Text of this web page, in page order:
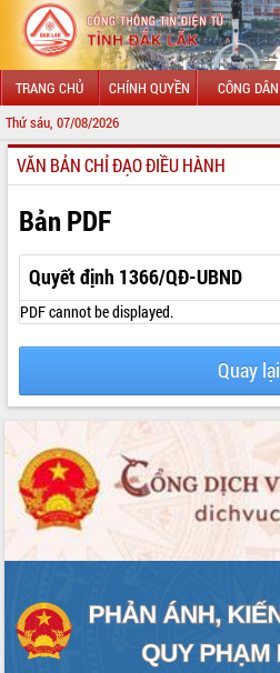
TRANG CHỦ CHÍNH QUYỀN CÔNG DÂN
Thứ sáu, 07/08/2026
GIỚI THIỆU
LÃNH ĐẠO UBND TỈNH
TIN TỨC SỰ KIỆN
SỞ, BAN, NGÀNH
UBND CÁC XÃ, PHƯỜNG
THÔNG TIN CHỈ ĐẠO ĐIỀU HÀNH
VĂN BẢN HĐND TỈNH
ĐIỂM TIN VĂN BẢN
VĂN BẢN CHỈ ĐẠO ĐIỀU HÀNH
Bản PDF
Quyết định 1366/QĐ-UBND
PDF cannot be displayed.
Quay lại